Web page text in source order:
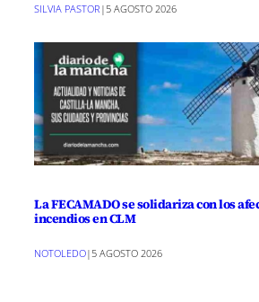
SILVIA PASTOR | 5 AGOSTO 2026
La FECAMADO se solidariza con los
incendios en CLM
NOTOLEDO|5 AGOSTO 2026